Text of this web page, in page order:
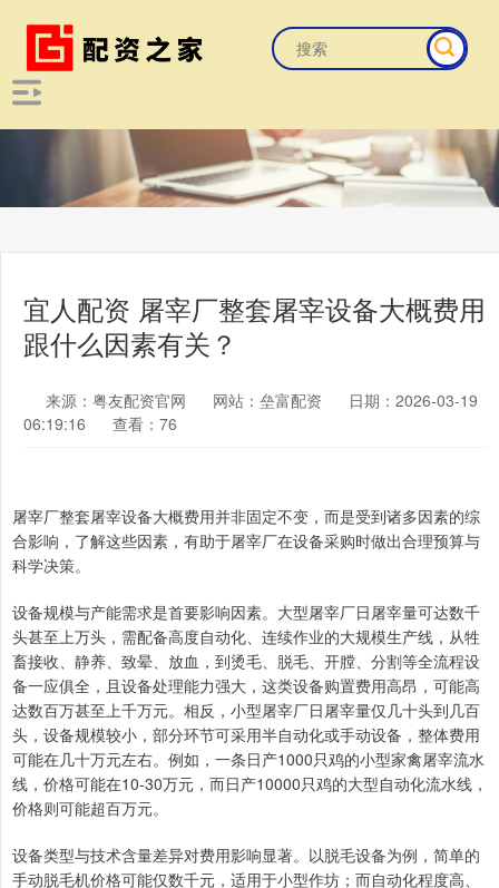
宜人配资 屠宰厂整套屠宰设备大概费用
跟什么因素有关？
来源：粤友配资官网 网站：垒富配资
日期：2026-03-19
06:19:16
查看：76
屠宰厂整套屠宰设备大概费用并非固定不变，而是受到诸多因素的综
合影响，了解这些因素，有助于屠宰厂在设备采购时做出合理预算与
科学决策。
设备规模与产能需求是首要影响因素。大型屠宰厂日屠宰量可达数千
头甚至上万头，需配备高度自动化、连续作业的大规模生产线，从牲
畜接收、静养、致晕、放血，到烫毛、脱毛、开膛、分割等全流程设
备一应俱全，且设备处理能力强大，这类设备购置费用高昂，可能高
达数百万甚至上千万元。相反，小型屠宰厂日屠宰量仅几十头到几百
头，设备规模较小，部分环节可采用半自动化或手动设备，整体费用
可能在几十万元左右。例如，一条日产1000只鸡的小型家禽屠宰流水
线，价格可能在10-30万元，而日产10000只鸡的大型自动化流水线，
价格则可能超百万元。
设备类型与技术含量差异对费用影响显著。以脱毛设备为例，简单的
手动脱毛机价格可能仅数千元，适用于小型作坊；而自动化程度高、